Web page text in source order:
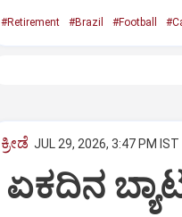
#Retirement #Brazil #Football
ಕ್ರೀಡೆ JUL 29, 2026, 3:47 PM IST
ಏಕದಿನ